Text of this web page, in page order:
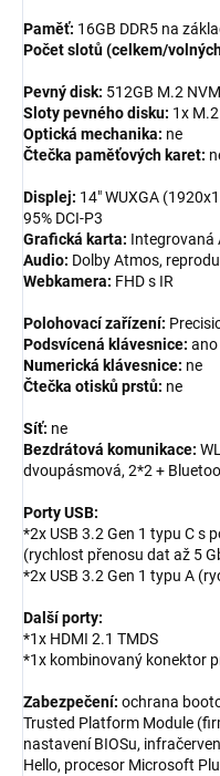
Paměť: 16GB DDR5 na
Počet slotů (celkem/
Pevný disk: 512GB M.2
Sloty pevného disku: 1x
Optická mechanika: ne
Čtečka paměťových karet:
Displej: 14" WUXGA
95% DCI-P3
Grafická karta: Integrovaná
Audio: Dolby Atmos,
Webkamera: FHD s IR
Polohovací zařízení:
Podsvícená klávesnice: ano
Numerická klávesnice: ne
Čtečka otisků prstů: ne
Síť: ne
Bezdrátová komunikace:
dvoupásmová, 2*2 +
Porty USB:
*2x USB 3.2 Gen 1 typu C s
(rychlost přenosu dat až 5
*2x USB 3.2 Gen 1 typu A
Další porty:
*1x HDMI 2.1 TMDS
*1x kombinovaný konektor
Zabezpečení: ochrana
Trusted Platform Module
nastavení BIOSu,
Hello, procesor Microsoft